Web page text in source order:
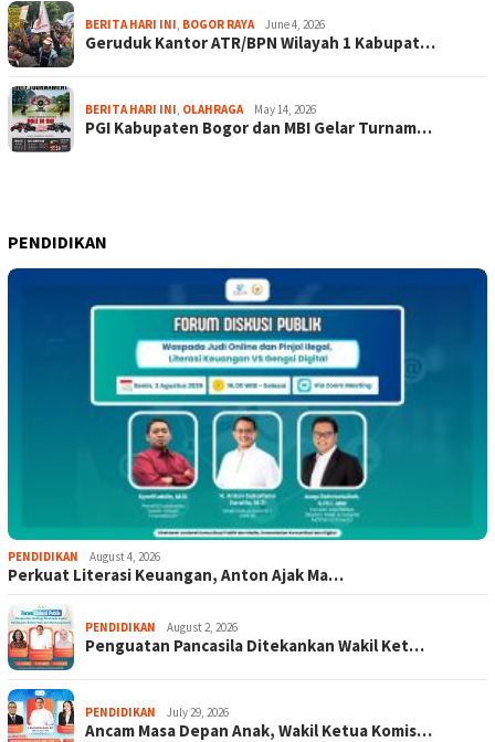
BERITA HARI INI, BOGOR RAYA June 4, 2026
Geruduk Kantor ATR/BPN Wilayah 1 Kabupat…
BERITA HARI INI, OLAHRAGA May 14, 2026
PGI Kabupaten Bogor dan MBI Gelar Turnam…
PENDIDIKAN
PENDIDIKAN August 4, 2026
Perkuat Literasi Keuangan, Anton Ajak Ma…
PENDIDIKAN August 2, 2026
Penguatan Pancasila Ditekankan Wakil Ket…
PENDIDIKAN July 29, 2026
Ancam Masa Depan Anak, Wakil Ketua Komis…